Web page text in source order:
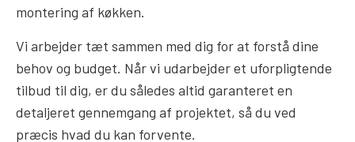
montering af køkken.
Vi arbejder tæt sammen med dig for at forstå dine
behov og budget. Når vi udarbejder et uforpligtende
tilbud til dig, er du således altid garanteret en
detaljeret gennemgang af projektet, så du ved
præcis hvad du kan forvente.